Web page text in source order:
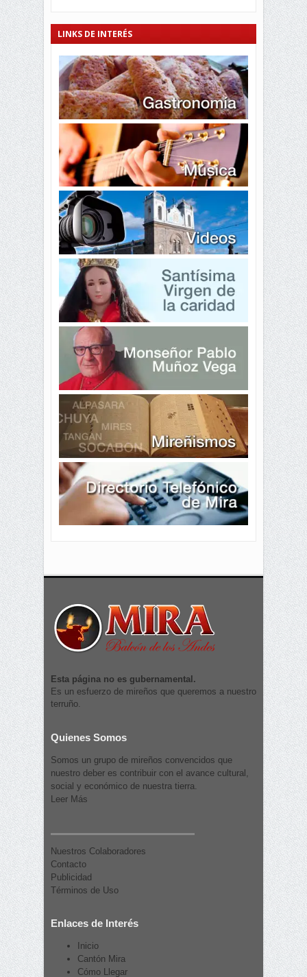
LINKS DE INTERÉS
Esta página no es gubernamental.
Es un esfuerzo de mireños que queremos a nuestro
terruño.
Quienes Somos
Somos un grupo de mireños convencidos que
nuestro deber es contribuir con el avance cultural,
social y económico de nuestra tierra.
Leer Más
Nuestros Colaboradores
Contacto
Publicidad
Términos de Uso
Enlaces de Interés
Inicio
Cantón Mira
Cómo Llegar